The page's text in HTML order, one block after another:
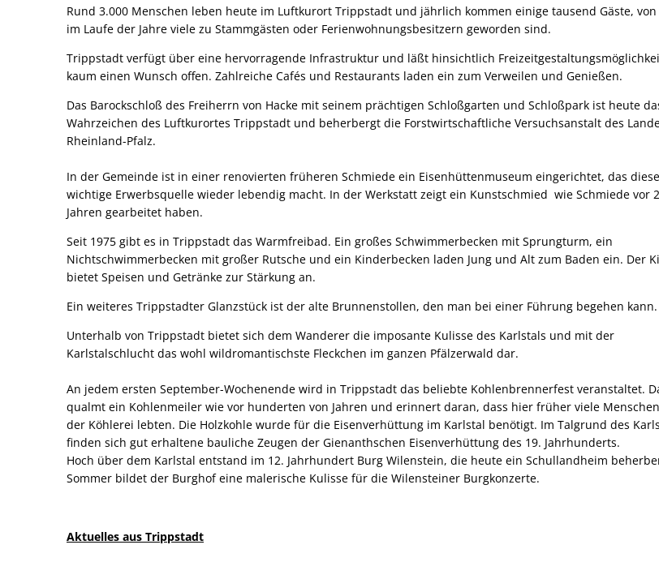
Rund 3.000 Menschen leben heute im Luftkurort Trippstadt und jährlich kommen einige tausend Gäste,
im Laufe der Jahre viele zu Stammgästen oder Ferienwohnungsbesitzern geworden sind.
Trippstadt verfügt über eine hervorragende Infrastruktur und läßt hinsichtlich
kaum einen Wunsch offen. Zahlreiche Cafés und Restaurants laden ein zum Verweilen und Genießen.
Das Barockschloß des Freiherrn von Hacke mit seinem prächtigen Schloßgarten und Schloßpark ist heute
Wahrzeichen des Luftkurortes Trippstadt und beherbergt die Forstwirtschaftliche Versuchsanstalt des
Rheinland-Pfalz.
In der Gemeinde ist in einer renovierten früheren Schmiede ein Eisenhüttenmuseum eingerichtet, das diese
wichtige Erwerbsquelle wieder lebendig macht. In der Werkstatt zeigt ein Kunstschmied wie Schmiede vor
Jahren gearbeitet haben.
Seit 1975 gibt es in Trippstadt das Warmfreibad. Ein großes Schwimmerbecken mit Sprungturm, ein
Nichtschwimmerbecken mit großer Rutsche und ein Kinderbecken laden Jung und Alt zum Baden ein. Der
bietet Speisen und Getränke zur Stärkung an.
Ein weiteres Trippstadter Glanzstück ist der alte Brunnenstollen, den man bei einer Führung begehen kann.
Unterhalb von Trippstadt bietet sich dem Wanderer die imposante Kulisse des Karlstals und mit der
Karlstalschlucht das wohl wildromantischste Fleckchen im ganzen Pfälzerwald dar.
An jedem ersten September-Wochenende wird in Trippstadt das beliebte Kohlenbrennerfest veranstaltet.
qualmt ein Kohlenmeiler wie vor hunderten von Jahren und erinnert daran, dass hier früher viele
der Köhlerei lebten. Die Holzkohle wurde für die Eisenverhüttung im Karlstal benötigt. Im Talgrund des
finden sich gut erhaltene bauliche Zeugen der Gienanthschen Eisenverhüttung des 19. Jahrhunderts.
Hoch über dem Karlstal entstand im 12. Jahrhundert Burg Wilenstein, die heute ein Schullandheim
Sommer bildet der Burghof eine malerische Kulisse für die Wilensteiner Burgkonzerte.
Aktuelles aus Trippstadt